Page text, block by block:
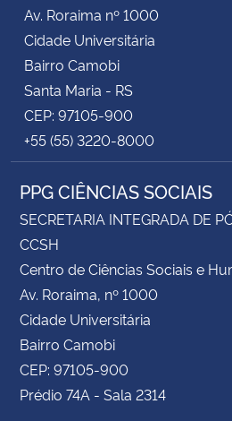
Av. Roraima nº 1000
Cidade Universitária
Bairro Camobi
Santa Maria - RS
CEP: 97105-900
+55 (55) 3220-8000
PPG CIÊNCIAS SOCIAIS
SECRETARIA INTEGRADA DE
CCSH
Centro de Ciências Sociais e
Av. Roraima, nº 1000
Cidade Universitária
Bairro Camobi
CEP: 97105-900
Prédio 74A - Sala 2314